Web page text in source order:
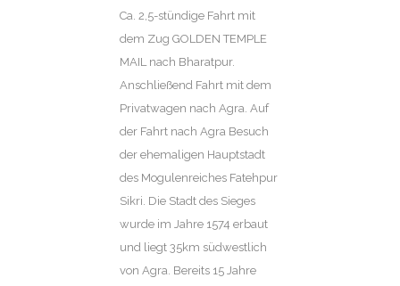
Ca. 2,5-stündige Fahrt mit
dem Zug GOLDEN TEMPLE
MAIL nach Bharatpur.
Anschließend Fahrt mit dem
Privatwagen nach Agra. Auf
der Fahrt nach Agra Besuch
der ehemaligen Hauptstadt
des Mogulenreiches Fatehpur
Sikri. Die Stadt des Sieges
wurde im Jahre 1574 erbaut
und liegt 35km südwestlich
von Agra. Bereits 15 Jahre